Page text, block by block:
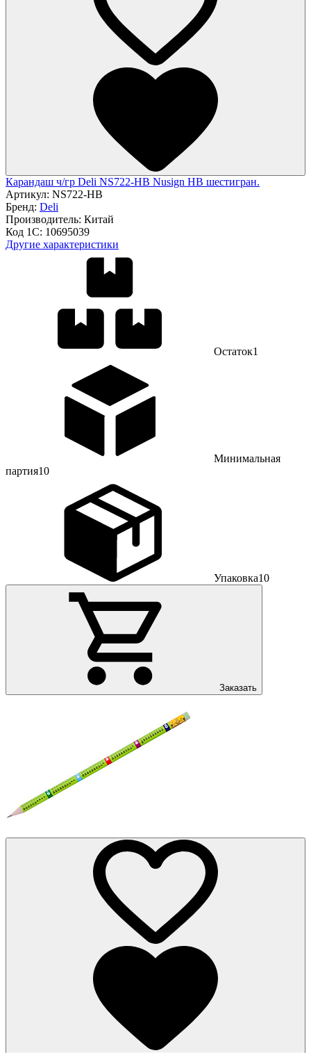
Карандаш ч/гр Deli NS722-HB Nusign HB шестигран.
Артикул: NS722-HB
Бренд: Deli
Производитель: Китай
Код 1С: 10695039
Другие характеристики
Остаток1
Минимальная
партия10
Упаковка10
Заказать